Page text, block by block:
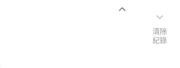
清除
紀錄